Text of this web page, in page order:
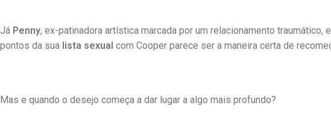
Já Penny, ex-patinadora artística marcada por um relacionamento
pontos da sua lista sexual com Cooper parece ser a maneira certa de
Mas e quando o desejo começa a dar lugar a algo mais profundo?